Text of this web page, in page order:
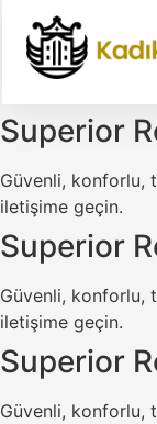
Superior
Güvenli, konforlu,
iletişime geçin.
Superior
Güvenli, konforlu,
iletişime geçin.
Superior
Güvenli, konforlu,